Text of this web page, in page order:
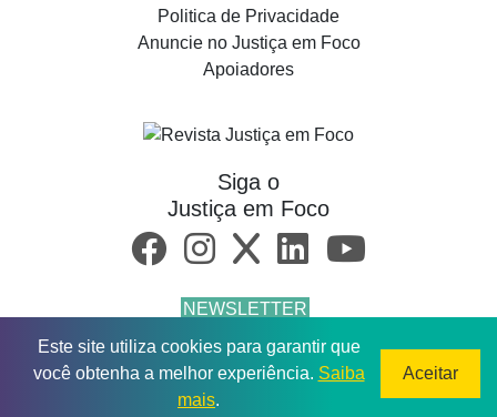
Politica de Privacidade
Anuncie no Justiça em Foco
Apoiadores
Siga o
Justiça em Foco
NEWSLETTER
© 2026 Todos os direitos reservados.
Este site utiliza cookies para garantir que
você obtenha a melhor experiência. Saiba
mais.
Aceitar